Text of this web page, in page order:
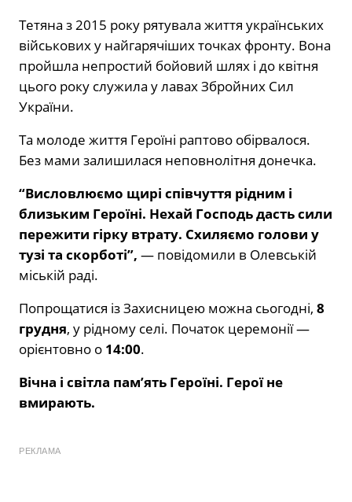
Тетяна з 2015 року рятувала життя українських
військових у найгарячіших точках фронту. Вона
пройшла непростий бойовий шлях і до квітня
цього року служила у лавах Збройних Сил
України.
Та молоде життя Героїні раптово обірвалося.
Без мами залишилася неповнолітня донечка.
“Висловлюємо щирі співчуття рідним і
близьким Героїні. Нехай Господь дасть сили
пережити гірку втрату. Схиляємо голови у
тузі та скорботі”, — повідомили в Олевській
міській раді.
Попрощатися із Захисницею можна сьогодні, 8
грудня, у рідному селі. Початок церемонії —
орієнтовно о 14:00.
Вічна і світла пам’ять Героїні. Герої не
вмирають.
РЕКЛАМА